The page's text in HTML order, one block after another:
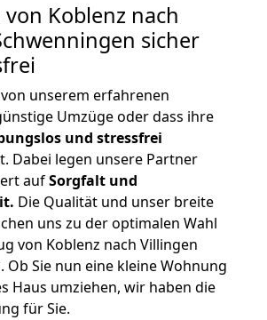
von Koblenz nach
sicher
unserem erfahrenen
Umzüge oder dass ihre
und stressfrei
Dabei legen unsere Partner
aufSorgfalt und
Die Qualität und unser breite
uns zu der optimalen Wahl
von Koblenz nach Villingen
Ob Sie nun eine kleine Wohnung
Haus umziehen, wir haben die
für Sie.